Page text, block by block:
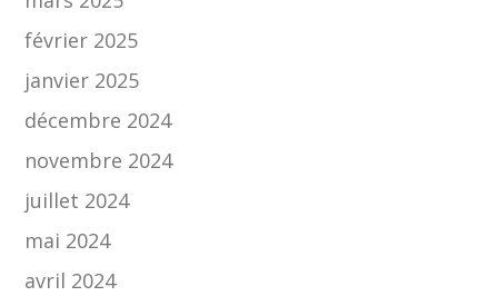
février 2025
janvier 2025
décembre 2024
novembre 2024
juillet 2024
mai 2024
avril 2024